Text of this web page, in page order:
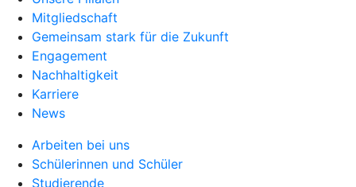
Mitgliedschaft
Gemeinsam stark für die Zukunft
Engagement
Nachhaltigkeit
Karriere
News
Arbeiten bei uns
Schülerinnen und Schüler
Studierende